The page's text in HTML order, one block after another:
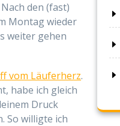
den (fast)
Montag wieder
weiter gehen
vom Läuferherz.
habe ich gleich
Druck
So willigte ich